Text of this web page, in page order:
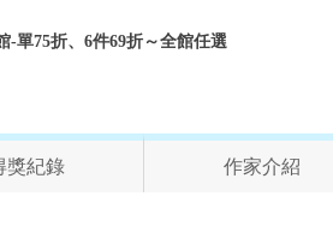
-單75折、6件69折～全館任選
獎紀錄 作家介紹